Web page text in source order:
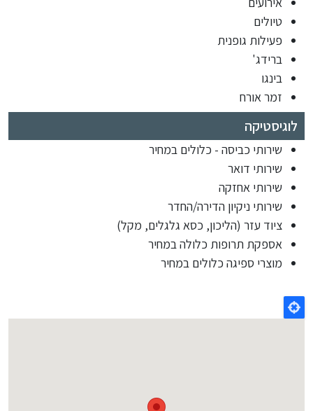
טיולים
פעילות גופנית
ברידג'
בינגו
זמר אורח
לוגיסטיקה
שירותי כביסה - כלולים במחיר
שירותי דואר
שירותי אחזקה
שירותי ניקיון הדירה/החדר
ציוד עזר (הליכון, כסא גלגלים, מקל)
אספקת תרופות כלולה במחיר
מוצרי ספיגה כלולים במחיר